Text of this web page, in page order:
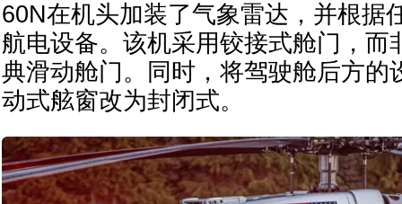
60N在机头加装了气象雷达，并根据
航电设备。该机采用铰接式舱门，而
典滑动舱门。同时，将驾驶舱后方的
动式舷窗改为封闭式。